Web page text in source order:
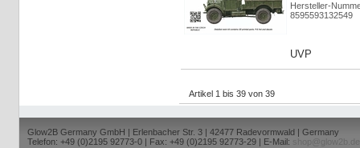
Hersteller-
8595593132549
UVP
Artikel 1 bis 39 von 39
Glow2B Germany GmbH | Erlenbacher Str. 3 | 42477 Radevormwald | Germany
Telefon: +49 (0)2195 92773-0 | Fax: +49 (0)2195 92773-29 | E-Mail:
shop@glow2b.de